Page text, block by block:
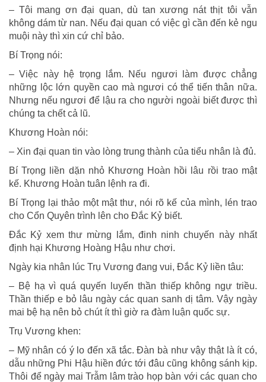
– Tôi mang ơn đại quan, dù tan xương nát thịt tôi vẫn
không dám từ nan. Nếu đại quan có việc gì cần đến kẻ ngu
muội này thì xin cứ chỉ bảo.
Bí Trọng nói:
– Việc này hệ trọng lắm. Nếu ngươi làm được chẳng
những lộc lớn quyền cao mà ngươi có thể tiến thân nữa.
Nhưng nếu ngươi để lậu ra cho người ngoài biết được thì
chúng ta chết cả lũ.
Khương Hoàn nói:
– Xin đại quan tin vào lòng trung thành của tiểu nhân là đủ.
Bí Trọng liền dặn nhỏ Khương Hoàn hồi lâu rồi trao mật
kế. Khương Hoàn tuân lệnh ra đi.
Bí Trọng lại thảo một mật thư, nói rõ kế của mình, lén trao
cho Cổn Quyên trình lên cho Ðắc Kỷ biết.
Ðắc Kỷ xem thư mừng lắm, đinh ninh chuyến này nhất
định hại Khương Hoàng Hậu như chơi.
Ngày kia nhân lúc Trụ Vương đang vui, Ðắc Kỷ liền tâu:
– Bệ hạ vì quá quyến luyến thần thiếp không ngự triều.
Thần thiếp e bỏ lâu ngày các quan sanh dị tâm. Vậy ngày
mai bệ hạ nên bỏ chút ít thì giờ ra đàm luận quốc sự.
Trụ Vương khen:
– Mỹ nhân có ý lo đến xã tắc. Ðàn bà như vậy thật là ít có,
dẫu những Phi Hậu hiền đức tới đâu cũng không sánh kịp.
Thôi để ngày mai Trẫm lâm trào họp bàn với các quan cho